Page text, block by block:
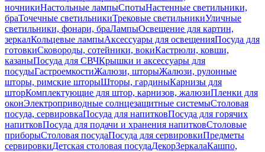
ночникиНастольные лампыСпотыНастенные светильники,
браТочечные светильникиТрековые светильникиУличные
светильники, фонари, браЛампыОсвещение для картин,
зеркалКольцевые лампыАксессуары для освещенияПосуда для
готовкиСковороды, сотейники, вокиКастрюли, ковши,
казаныПосуда для СВЧКрышки и аксессуары для
посудыГастроемкостиЖалюзи, шторыЖалюзи, рулонные
шторы, римские шторыШторы, гардиныКарнизы для
шторКомплектующие для штор, карнизов, жалюзиПленки для
оконЭлектроприводные солнцезащитные системыСтоловая
посуда, сервировкаПосуда для напитковПосуда для горячих
напитковПосуда для подачи и хранения напитковСтоловые
приборыСтоловая посудаПосуда для сервировкиПредметы
сервировкиДетская столовая посудаДекорЗеркалаКашпо,